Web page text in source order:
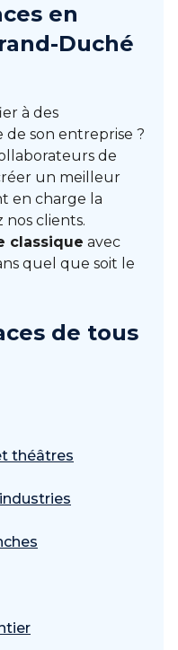
en
Duché
à des
son entreprise ?
de
un meilleur
en charge la
clients.
classique avec
quel que soit le
de tous
théâtres